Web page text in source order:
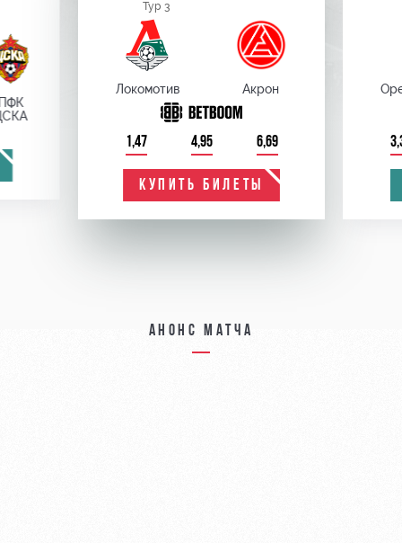
Тур 3
Локомотив Акрон
1,47 4,95 6,69
КУПИТЬ БИЛЕТЫ
Анонс матча